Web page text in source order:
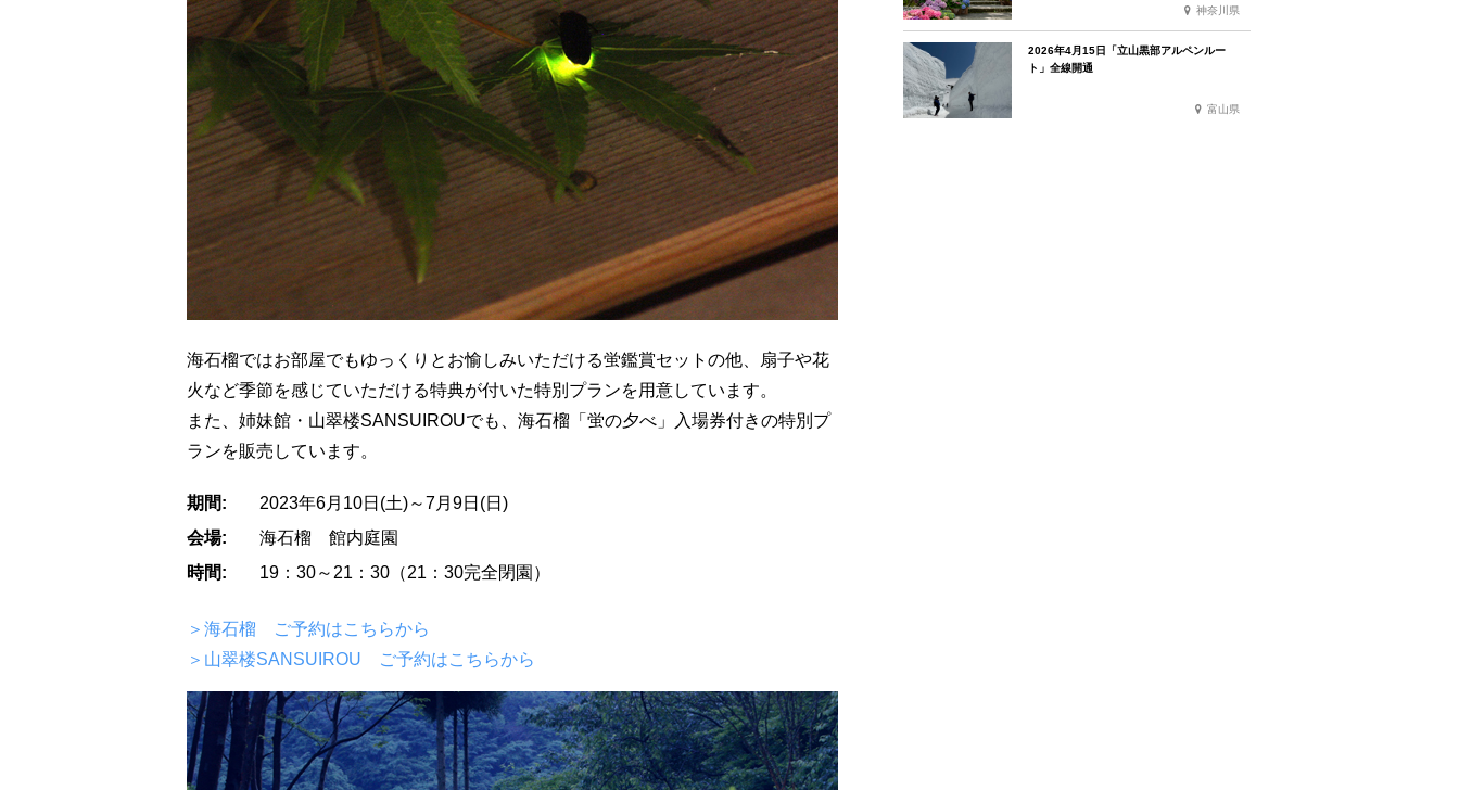
海石榴ではお部屋でもゆっくりとお愉しみいただける蛍鑑賞セットの他、扇子や花
火など季節を感じていただける特典が付いた特別プランを用意しています。
また、姉妹館・山翠楼SANSUIROUでも、海石榴「蛍の夕べ」入場券付きの特別プ
ランを販売しています。
期間:
2023年6月10日(土)～7月9日(日)
会場:
海石榴 館内庭園
時間:
19：30～21：30（21：30完全閉園）
＞海石榴 ご予約はこちらから
＞山翠楼SANSUIROU ご予約はこちらから
神奈川県
2026年4月15日「立山黒部アルペンルー
ト」全線開通
富山県